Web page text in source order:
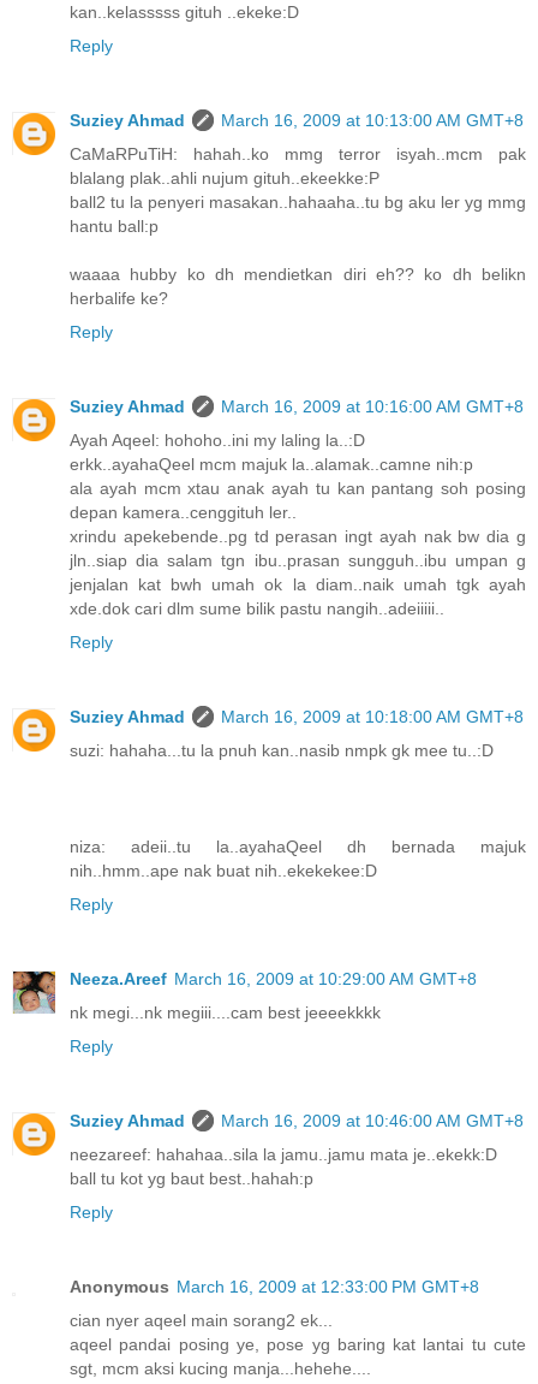
kan..kelasssss gituh ..ekeke:D
Reply
Suziey Ahmad
March 16, 2009 at 10:13:00 AM GMT+8
CaMaRPuTiH: hahah..ko mmg terror isyah..mcm pak
blalang plak..ahli nujum gituh..ekeekke:P
ball2 tu la penyeri masakan..hahaaha..tu bg aku ler yg mmg
hantu ball:p
waaaa hubby ko dh mendietkan diri eh?? ko dh belikn
herbalife ke?
Reply
Suziey Ahmad
March 16, 2009 at 10:16:00 AM GMT+8
Ayah Aqeel: hohoho..ini my laling la..:D
erkk..ayahaQeel mcm majuk la..alamak..camne nih:p
ala ayah mcm xtau anak ayah tu kan pantang soh posing
depan kamera..cenggituh ler..
xrindu apekebende..pg td perasan ingt ayah nak bw dia g
jln..siap dia salam tgn ibu..prasan sungguh..ibu umpan g
jenjalan kat bwh umah ok la diam..naik umah tgk ayah
xde.dok cari dlm sume bilik pastu nangih..adeiiiii..
Reply
Suziey Ahmad
March 16, 2009 at 10:18:00 AM GMT+8
suzi: hahaha...tu la pnuh kan..nasib nmpk gk mee tu..:D
niza: adeii..tu la..ayahaQeel dh bernada majuk
nih..hmm..ape nak buat nih..ekekekee:D
Reply
Neeza.Areef March 16, 2009 at 10:29:00 AM GMT+8
nk megi...nk megiii....cam best jeeeekkkk
Reply
Suziey Ahmad
March 16, 2009 at 10:46:00 AM GMT+8
neezareef: hahahaa..sila la jamu..jamu mata je..ekekk:D
ball tu kot yg baut best..hahah:p
Reply
Anonymous March 16, 2009 at 12:33:00 PM GMT+8
cian nyer aqeel main sorang2 ek...
aqeel pandai posing ye, pose yg baring kat lantai tu cute
sgt, mcm aksi kucing manja...hehehe....